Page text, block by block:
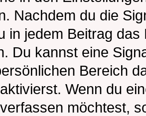
Nachdem du die
in jedem Beitrag das
Du kannst eine
Bereich
Wenn du
möchtest,